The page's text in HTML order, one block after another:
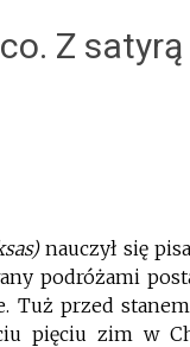
Z
nauczył się
podróżami
Tuż przed
pięciu zim w